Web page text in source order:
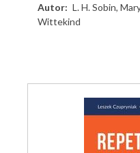
Autor
L. H. Sobin,
Wittekind